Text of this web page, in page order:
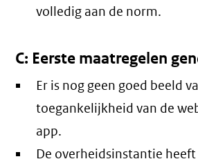
volledig aan de norm.
C: Eerste maatregelen
Er is nog geen goed beeld
toegankelijkheid van de
app.
De overheidsinstantie